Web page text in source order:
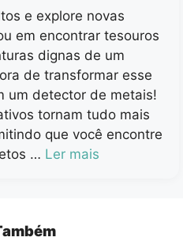
e explore novas
em encontrar tesouros
dignas de um
de transformar esse
um detector de metais!
tornam tudo mais
que você encontre
… Ler mais